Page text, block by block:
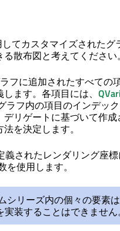
してカスタマイズされた
散布図と考えてください。
フに追加されたすべて
ます。各項目には、
ラフ内の項目のインデッ
デリゲートに基づいて作
を決定します。
義されたレンダリング座
を使用します。
シリーズ内の個々の要素
装することはできません。